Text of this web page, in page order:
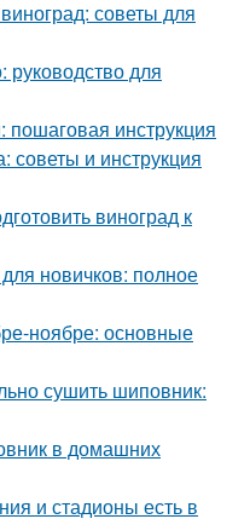
советы для
для
пошаговая инструкция
советы и инструкция
виноград к
новичков: полное
ноябре: основные
сушить шиповник:
в домашних
и стадионы есть в